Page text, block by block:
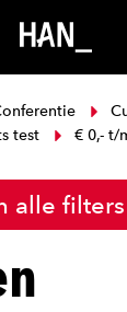
test € 0,- t/
alle filters